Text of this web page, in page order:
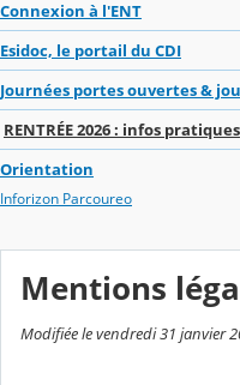
Connexion à l'ENT
Esidoc, le portail du CDI
Journées portes ouvertes &
RENTRÉE 2026 : infos pratiques
Orientation
Inforizon Parcoureo
Mentions
Modifiée le vendredi 31 janvier